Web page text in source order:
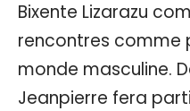
Bixente Lizarazu
rencontres comme
monde masculine.
Jeanpierre fera